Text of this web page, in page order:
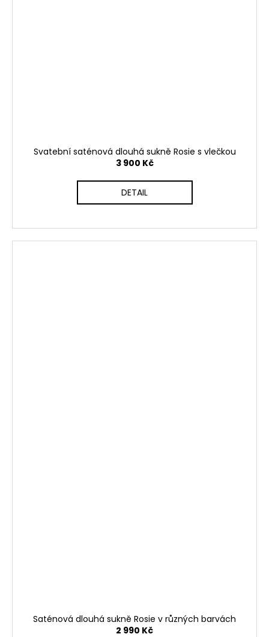
Svatební saténová dlouhá sukně Rosie s vlečkou
3 900 Kč
DETAIL
Saténová dlouhá sukně Rosie v různých barvách
2 990 Kč